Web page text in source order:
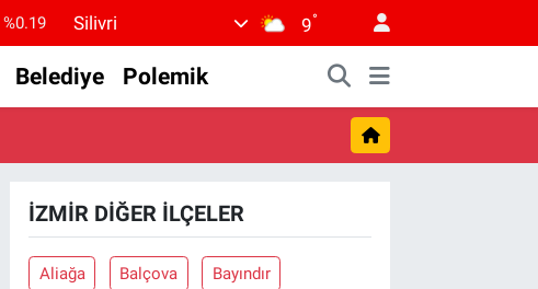
%0.19
%0.18
%0.02
Silivri 9°
Belediye Polemik
İZMIR DIĞER İLÇELER
Aliağa Balçova Bayındır